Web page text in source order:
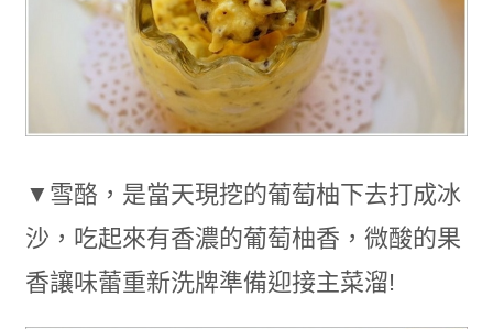
▼雪酪，是當天現挖的葡萄柚下去打成冰
沙，吃起來有香濃的葡萄柚香，微酸的果
香讓味蕾重新洗牌準備迎接主菜溜!